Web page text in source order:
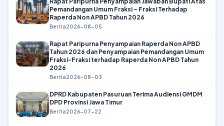
Pemandangan Umum Fraksi – Fraksi Terhadap
Raperda Non APBD Tahun 2026
Berita2026-08-05
Rapat Paripurna Penyampaian Raperda Non APBD
Tahun 2026 dan Penyampaian Pemandangan Umum
Fraksi-Fraksi terhadap Raperda Non APBD Tahun
2026
Berita2026-08-03
DPRD Kabupaten Pasuruan Terima Audiensi GMDM
DPD Provinsi Jawa Timur
Berita2026-07-22